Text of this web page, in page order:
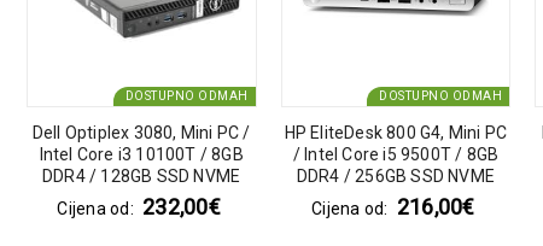
DOSTUPNO ODMAH
Dell Optiplex 3080, Mini PC /
Intel Core i3 10100T / 8GB
DDR4 / 128GB SSD NVME
Cijena od: 232,00€
DOSTUPNO ODMAH
HP EliteDesk 800 G4, Mini PC
/ Intel Core i5 9500T / 8GB
DDR4 / 256GB SSD NVME
Cijena od:
216,00€